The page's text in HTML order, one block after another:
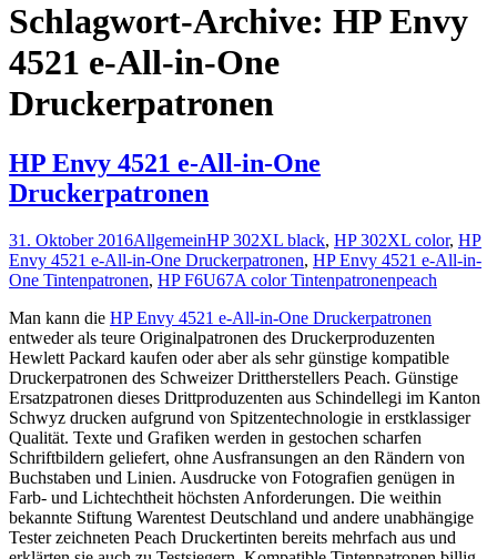
Schlagwort-Archive: HP Envy
4521 e-All-in-One
Druckerpatronen
HP Envy 4521 e-All-in-One
Druckerpatronen
31. Oktober 2016AllgemeinHP 302XL black, HP 302XL color, HP
Envy 4521 e-All-in-One Druckerpatronen, HP Envy 4521 e-All-in-
One Tintenpatronen, HP F6U67A color Tintenpatronenpeach
Man kann die HP Envy 4521 e-All-in-One Druckerpatronen
entweder als teure Originalpatronen des Druckerproduzenten
Hewlett Packard kaufen oder aber als sehr günstige kompatible
Druckerpatronen des Schweizer Drittherstellers Peach. Günstige
Ersatzpatronen dieses Drittproduzenten aus Schindellegi im Kanton
Schwyz drucken aufgrund von Spitzentechnologie in erstklassiger
Qualität. Texte und Grafiken werden in gestochen scharfen
Schriftbildern geliefert, ohne Ausfransungen an den Rändern von
Buchstaben und Linien. Ausdrucke von Fotografien genügen in
Farb- und Lichtechtheit höchsten Anforderungen. Die weithin
bekannte Stiftung Warentest Deutschland und andere unabhängige
Tester zeichneten Peach Druckertinten bereits mehrfach aus und